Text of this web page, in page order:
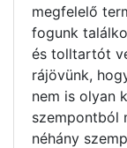
megfelelő
fogunk
és tolltartót
rájövünk,
nem is olyan
szempontból
néhány